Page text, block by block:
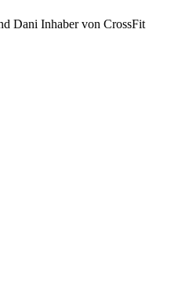
Dani Inhaber von CrossFit